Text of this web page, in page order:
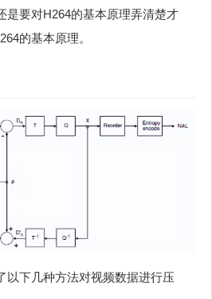
是要对H264的基本原理弄清楚才
的基本原理。
以下几种方法对视频数据进行压